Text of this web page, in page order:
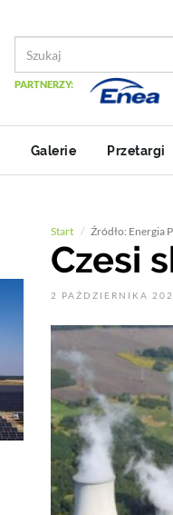
PARTNERZY:
Galerie Przetargi
Start Źródło: Energia
Czesi
2 PAŹDZIERNIKA